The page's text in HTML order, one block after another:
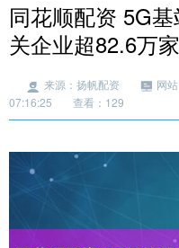
同花顺配资 5G
关企业超82.6万家
来源：扬帆配资 网
07:16:25
查看：129